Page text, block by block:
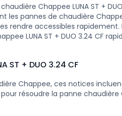
Chappee LUNA ST +
pannes de chaudière
rendre accessibles rapidement.
LUNA ST + DUO 3.24 CF
ST + DUO 3.24 CF
Chappee, ces notices
résoudre la panne chaudière